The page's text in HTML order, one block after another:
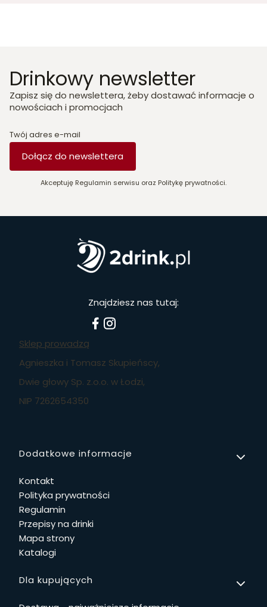
Drinkowy newsletter
Zapisz się do newslettera, żeby dostawać informacje o
nowościach i promocjach
Twój adres e-mail
Dołącz do newslettera
Akceptuję Regulamin serwisu oraz Politykę prywatności.
Znajdziesz nas tutaj:
Sklep prowadzą
Agnieszka i Tomasz Skupieńscy,
Dwie głowy Sp. z.o.o. w Łodzi,
NIP 7262654350
Linki w stopce
Dodatkowe informacje
Kontakt
Polityka prywatności
Regulamin
Przepisy na drinki
Mapa strony
Katalogi
Dla kupujących